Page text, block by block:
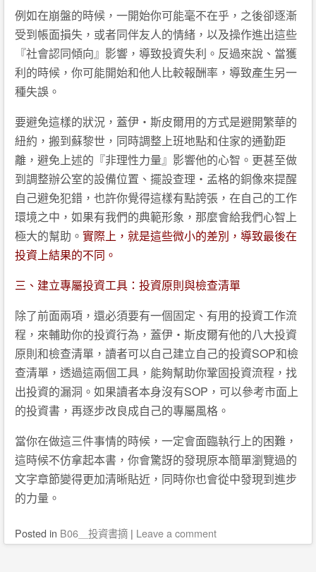
例如在崩盤的時候，一開始你可能毫不在乎，之後卻逐漸
受到帳面損失，或者同伴友人的情緒，以及操作進出這些
『社會認同傾向』影響，導致投資失利。反過來說、當獲
利的時候，你可能開始和他人比較報酬率，導致產生另一
種失誤。
要避免這樣的狀況，蓋伊‧斯皮爾用的方式是避開繁華的
紐約，搬到蘇黎世，同時調整上班地點和住家的通勤距
離，避免上述的『非理性力量』影響他的心智。更甚至做
到調整辦公室的設備位置、擺設查理‧孟格的銅像來提醒
自己避免犯錯，也許你覺得這樣有點誇張，在自己的工作
環境之中，如果有我們的典範形象，那麼會給我們心智上
極大的幫助。 實際上，就是這些微小的差別，導致最後在
投資上結果的不同。
三、建立專屬投資工具：投資原則與檢查清單
除了前面兩項，還必須要有一個固定、有用的投資工作流
程，來輔助你的投資行為，蓋伊‧斯皮爾有他的八大投資
原則和檢查清單，讀者可以自己建立自己的投資SOP和檢
查清單，透過這兩個工具，能夠幫助你鞏固投資流程，找
出投資的漏洞。如果讀者本身沒有SOP，可以參考市面上
的投資書，再逐步改良成自己的專屬風格。
當你在做這三件事情的時候，一定會面臨執行上的困難，
這時候不仿拿起本書，你會驚訝的發現原本簡單瀏覽過的
文字章節變得更加清晰貼近，同時你也會從中發現到進步
的力量。
Posted in B06＿投資書摘 | Leave a comment